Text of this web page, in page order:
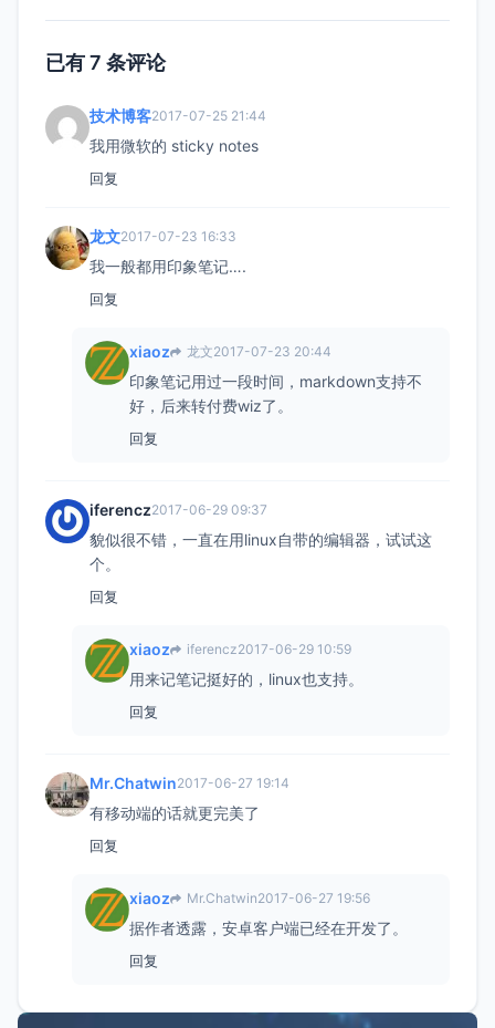
已有 7 条评论
技术博客2017-07-25 21:44
我用微软的 sticky notes
回复
龙文2017-07-23 16:33
我一般都用印象笔记….
回复
xiaoz 龙文2017-07-23 20:44
印象笔记用过一段时间，markdown支持不
好，后来转付费wiz了。
回复
iferencz2017-06-29 09:37
貌似很不错，一直在用linux自带的编辑器，试试这
个。
回复
xiaoz iferencz2017-06-29 10:59
用来记笔记挺好的，linux也支持。
回复
Mr.Chatwin2017-06-27 19:14
有移动端的话就更完美了
回复
xiaoz Mr.Chatwin2017-06-27 19:56
据作者透露，安卓客户端已经在开发了。
回复